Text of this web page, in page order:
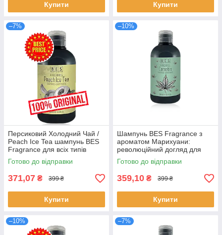
Купити Купити
–7%
Персиковий Холодний Чай /
Peach Ice Tea шампунь BES
Fragrance для всіх типів
волосся 300 мл
Готово до відправки
371,07 ₴ 399 ₴
Купити
–10%
Шампунь BES Fragrance з
ароматом Марихуани:
революційний догляд для
розкішного волосся
Готово до відправки
359,10 ₴ 399 ₴
Купити
–10% –7%